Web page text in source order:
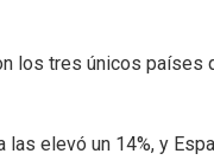
los tres únicos países
elevó un 14%, y